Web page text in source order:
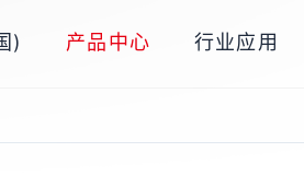
) 产品中心 行业应用